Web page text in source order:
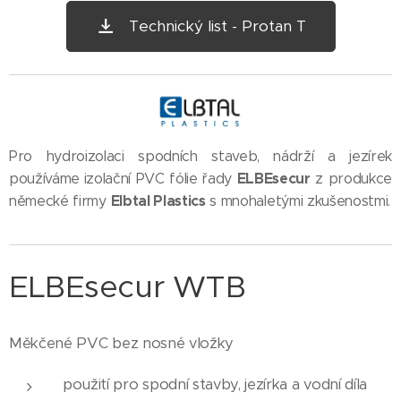
Technický list - Protan T
Pro hydroizolaci spodních staveb, nádrží a jezírek
používáme izolační PVC fólie řady ELBEsecur z produkce
německé firmy Elbtal Plasticss mnohaletými zkušenostmi.
ELBEsecur WTB
Měkčené PVC bez nosné vložky
použití pro spodní stavby, jezírka a vodní díla